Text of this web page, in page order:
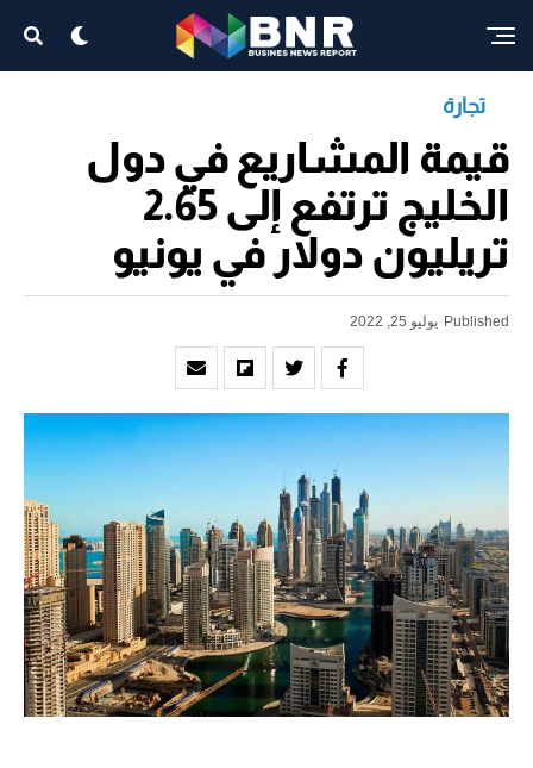
تجارة
قيمة المشاريع في دول
الخليج ترتفع إلى 2.65
تريليون دولار في يونيو
Published يوليو 25, 2022